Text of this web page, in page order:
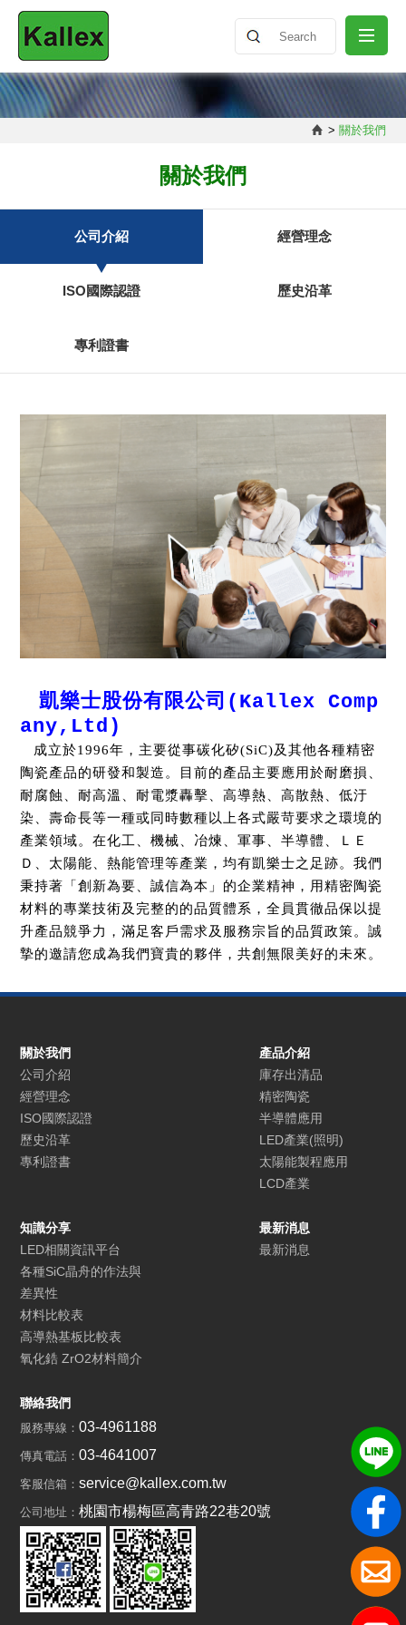
關於我們
最新消息
> 關於我們
關於我們
公司介紹 經營理念
ISO國際認證 歷史沿革
專利證書
凱樂士股份有限公司 (Kallex Comp
any,Ltd)
成立於1996年，主要從事碳化矽(SiC)及其他各種精密
陶瓷產品的研發和製造。目前的產品主要應用於耐磨損、
耐腐蝕、耐高溫、耐電漿轟擊、高導熱、高散熱、低汙
染、壽命長等一種或同時數種以上各式嚴苛要求之環境的
產業領域。在化工、機械、冶煉、軍事、半導體、ＬＥ
Ｄ、太陽能、熱能管理等產業，均有凱樂士之足跡。我們
秉持著「創新為要、誠信為本」的企業精神，用精密陶瓷
材料的專業技術及完整的的品質體系，全員貫徹品保以提
升產品競爭力，滿足客戶需求及服務宗旨的品質政策。誠
摯的邀請您成為我們寶貴的夥伴，共創無限美好的未來。
關於我們
公司介紹
經營理念
ISO國際認證
歷史沿革
專利證書
產品介紹
庫存出清品
精密陶瓷
半導體應用
LED產業(照明)
太陽能製程應用
LCD產業
知識分享
LED相關資訊平台
各種SiC晶舟的作法與
差異性
材料比較表
高導熱基板比較表
氧化鋯 ZrO2材料簡介
最新消息
最新消息
聯絡我們
服務專線：03-4961188
傳真電話：03-4641007
客服信箱：service@kallex.com.tw
公司地址：桃園市楊梅區高青路22巷20號